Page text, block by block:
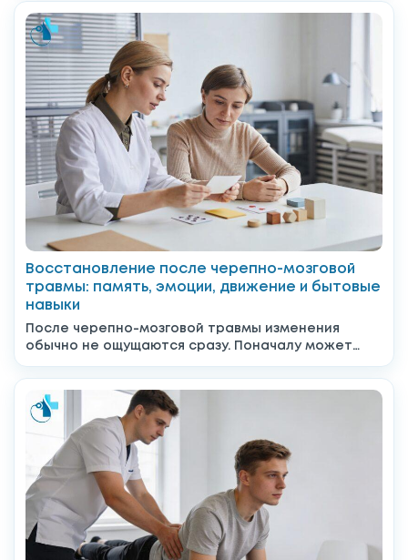
Восстановление после черепно-мозговой
травмы: память, эмоции, движение и бытовые
навыки
После черепно-мозговой травмы изменения
обычно не ощущаются сразу. Поначалу может